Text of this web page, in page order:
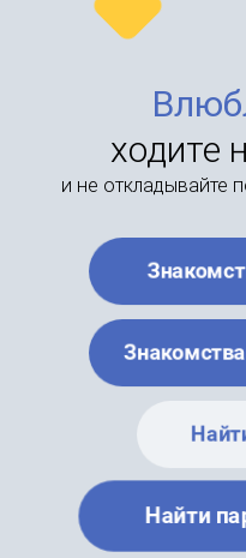
ходите
и не откладывайте
Найти